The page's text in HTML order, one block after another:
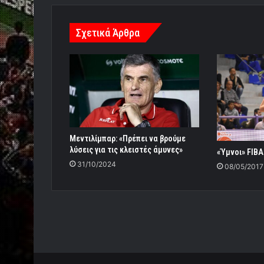
Σχετικά Άρθρα
Μεντιλίμπαρ: «Πρέπει να βρούμε
λύσεις για τις κλειστές άμυνες»
31/10/2024
«Ύμνοι»
08/05/2017